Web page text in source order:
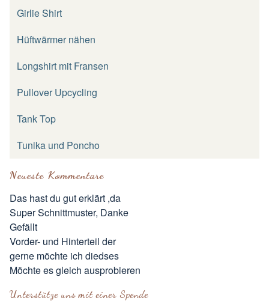
Girlie Shirt
Hüftwärmer nähen
Longshirt mit Fransen
Pullover Upcycling
Tank Top
Tunika und Poncho
Neueste Kommentare
Das hast du gut erklärt ,da
Super Schnittmuster, Danke
Gefällt
Vorder- und Hinterteil der
gerne möchte ich diedses
Möchte es gleich ausprobieren
Unterstütze uns mit einer Spende